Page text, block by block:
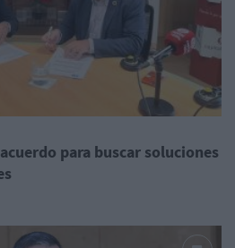
para buscar soluciones